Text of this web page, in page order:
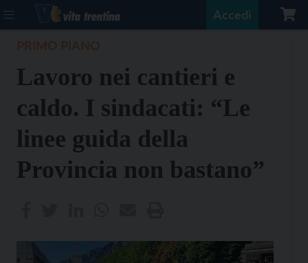
Accedi
Lavoro nei cantieri e
caldo. I sindacati: “Le
linee guida della
Provincia non bastano”